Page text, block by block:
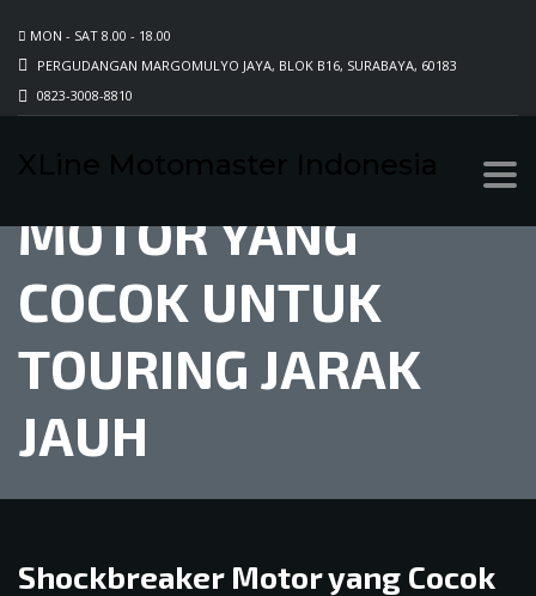
MON - SAT 8.00 - 18.00
PERGUDANGAN MARGOMULYO JAYA, BLOK B16, SURABAYA, 60183
0823-3008-8810
MOTOR YANG
COCOK UNTUK
TOURING JARAK
JAUH
Shockbreaker Motor yang Cocok